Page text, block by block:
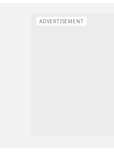
ADVERTISEMENT